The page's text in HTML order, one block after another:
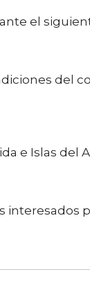
el
del
e Islas del
interesados